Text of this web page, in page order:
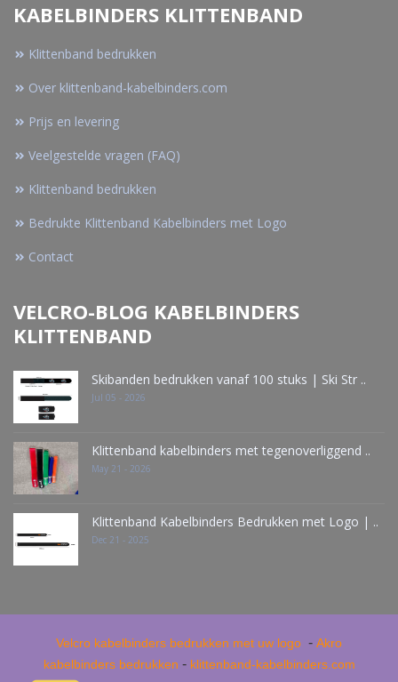
KABELBINDERS KLITTENBAND
Klittenband bedrukken
Over klittenband-kabelbinders.com
Prijs en levering
Veelgestelde vragen (FAQ)
Klittenband bedrukken
Bedrukte Klittenband Kabelbinders met Logo
Contact
VELCRO-BLOG KABELBINDERS
KLITTENBAND
Skibanden bedrukken vanaf 100 stuks | Ski Str ..
Jul 05 - 2026
Klittenband kabelbinders met tegenoverliggend ..
May 21 - 2026
Klittenband Kabelbinders Bedrukken met Logo | ..
Dec 21 - 2025
Velcro kabelbinders bedrukken met uw logo - Akro
kabelbinders bedrukken - klittenband-kabelbinders.com